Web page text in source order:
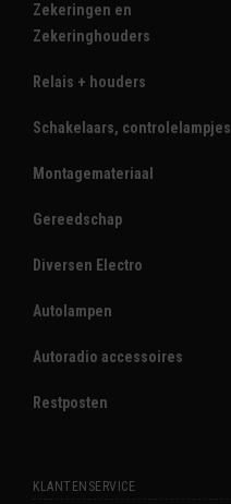
Zekeringen en
Zekeringhouders
Relais + houders
Schakelaars, controlelampjes
Montagemateriaal
Gereedschap
Diversen Electro
Autolampen
Autoradio accessoires
Restposten
KLANTENSERVICE